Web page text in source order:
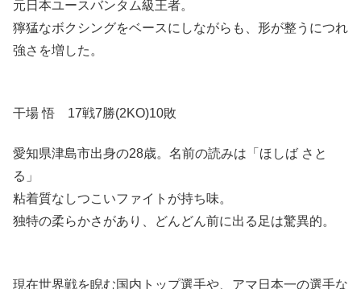
元日本ユースバンタム級王者。
獰猛なボクシングをベースにしながらも、形が整うにつれ
強さを増した。
干場 悟 17戦7勝(2KO)10敗
愛知県津島市出身の28歳。名前の読みは「ほしば さと
る」
粘着質なしつこいファイトが持ち味。
独特の柔らかさがあり、どんどん前に出る足は驚異的。
現在世界戦を睨む国内トップ選手や、アマ日本一の選手な